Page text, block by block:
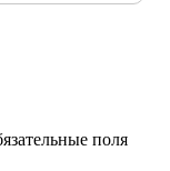
поля